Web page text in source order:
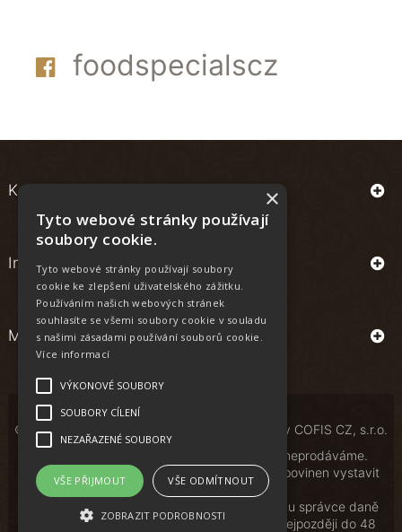
foodspecialscz
Kontakt
Informace
Můj účet
© Copyright | All Rights Reserved | Powered by COFIS CZ, s.r.o.
Osobám mladším 18 let alkoholické nápoje neprodáváme.
Podle zákona o evidenci tržeb je prodávající povinen vystavit
kupujícímu účtenku.
Zároveň je povinen zaevidovat přijatou tržbu u správce daně
online; v případě technického výpadku pak nejpozději do 48
×
Tyto webové stránky používají
soubory cookie.
Tyto webové stránky používají soubory
cookie ke zlepšení uživatelského zážitku.
Používáním našich webových stránek
souhlasíte se všemi soubory cookie v souladu
s našimi zásadami používání souborů cookie.
Více informací
VÝKONOVÉ SOUBORY
SOUBORY CÍLENÍ
NEZAŘAZENÉ SOUBORY
VŠE PŘIJMOUT VŠE ODMÍTNOUT
ZOBRAZIT PODROBNOSTI